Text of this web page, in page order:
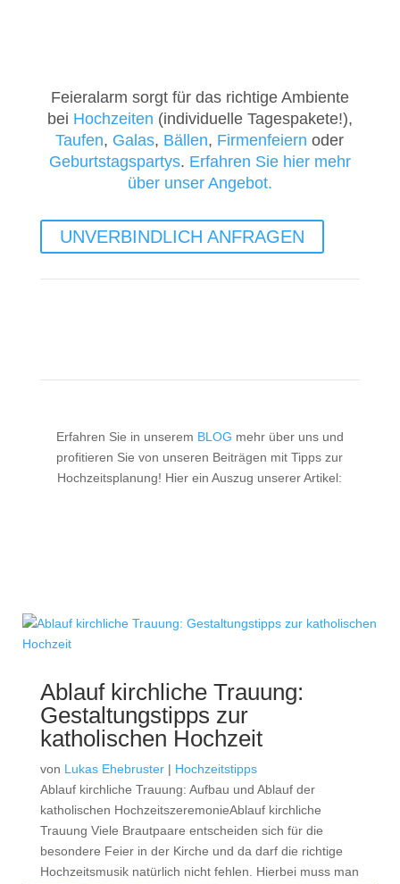
Feieralarm sorgt für das richtige Ambiente
bei Hochzeiten (individuelle Tagespakete!),
Taufen, Galas, Bällen, Firmenfeiern oder
Geburtstagspartys. Erfahren Sie hier mehr
über unser Angebot.
UNVERBINDLICH ANFRAGEN
Erfahren Sie in unserem BLOG mehr über uns und
profitieren Sie von unseren Beiträgen mit Tipps zur
Hochzeitsplanung! Hier ein Auszug unserer Artikel:
Ablauf kirchliche Trauung:
Gestaltungstipps zur
katholischen Hochzeit
von Lukas Ehebruster| Hochzeitstipps
Ablauf kirchliche Trauung: Aufbau und Ablauf der
katholischen HochzeitszeremonieAblauf kirchliche
Trauung Viele Brautpaare entscheiden sich für die
besondere Feier in der Kirche und da darf die richtige
Hochzeitsmusik natürlich nicht fehlen. Hierbei muss man